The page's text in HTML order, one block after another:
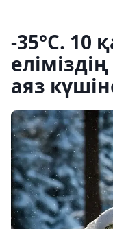
-35°С. 10
аяз